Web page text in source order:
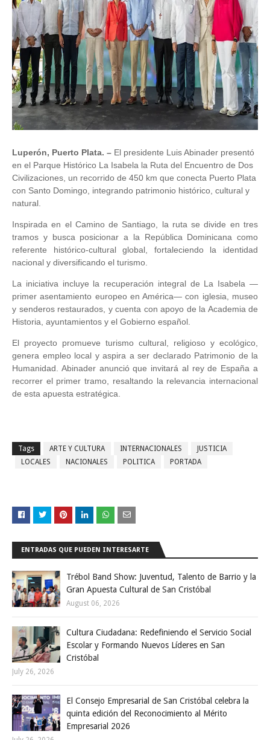
Luperón, Puerto Plata. – El presidente Luis Abinader presentó
en el Parque Histórico La Isabela la Ruta del Encuentro de Dos
Civilizaciones, un recorrido de 450 km que conecta Puerto Plata
con Santo Domingo, integrando patrimonio histórico, cultural y
natural.
Inspirada en el Camino de Santiago, la ruta se divide en tres
tramos y busca posicionar a la República Dominicana como
referente histórico-cultural global, fortaleciendo la identidad
nacional y diversificando el turismo.
La iniciativa incluye la recuperación integral de La Isabela —
primer asentamiento europeo en América— con iglesia, museo
y senderos restaurados, y cuenta con apoyo de la Academia de
Historia, ayuntamientos y el Gobierno español.
El proyecto promueve turismo cultural, religioso y ecológico,
genera empleo local y aspira a ser declarado Patrimonio de la
Humanidad. Abinader anunció que invitará al rey de España a
recorrer el primer tramo, resaltando la relevancia internacional
de esta apuesta estratégica.
Tags ARTE Y CULTURA INTERNACIONALES
JUSTICIA
LOCALES
NACIONALES POLITICA PORTADA
ENTRADAS QUE PUEDEN INTERESARTE
Trébol Band Show: Juventud, Talento de Barrio y la
Gran Apuesta Cultural de San Cristóbal
August 06, 2026
Cultura Ciudadana: Redefiniendo el Servicio Social
Escolar y Formando Nuevos Líderes en San
Cristóbal
July 26, 2026
El Consejo Empresarial de San Cristóbal celebra la
quinta edición del Reconocimiento al Mérito
Empresarial 2026